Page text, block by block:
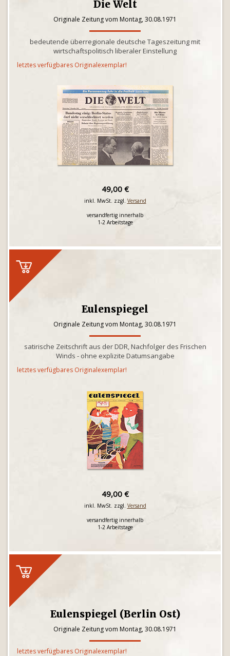
Die Welt
Originale Zeitung vom Montag, 30.08.1971
bedeutende überregionale deutsche Tageszeitung mit
wirtschaftspolitisch liberaler Einstellung
letztes verfügbares Originalexemplar!
49,00 €
inkl. MwSt. zzgl. Versand
versandfertig innerhalb
1-2 Arbeitstage
Eulenspiegel
Originale Zeitung vom Montag, 30.08.1971
satirische Zeitschrift aus der DDR, Nachfolger des Frischen
Winds - ohne explizite Datumsangabe
letztes verfügbares Originalexemplar!
49,00 €
inkl. MwSt. zzgl. Versand
versandfertig innerhalb
1-2 Arbeitstage
Eulenspiegel (Berlin Ost)
Originale Zeitung vom Montag, 30.08.1971
letztes verfügbares Originalexemplar!